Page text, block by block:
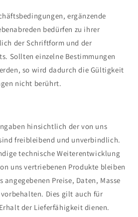
ergänzende
bedürfen zu ihrer
der Schriftform und der
Sollten einzelne Bestimmungen
so wird dadurch die Gültigkeit
nicht berührt.
hinsichtlich der von uns
freibleibend und unverbindlich.
technische Weiterentwicklung
uns vertriebenen Produkte bleiben
angegebenen Preise, Daten, Masse
Dies gilt auch für
der Lieferfähigkeit dienen.